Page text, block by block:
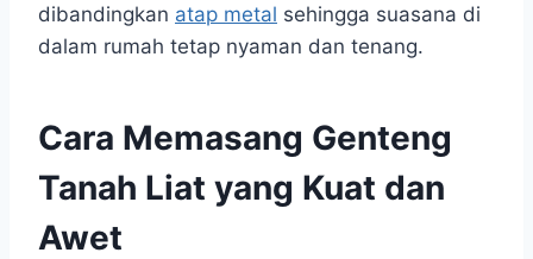
dibandingkan atap metal sehingga suasana di
dalam rumah tetap nyaman dan tenang.
Cara Memasang Genteng
Tanah Liat yang Kuat dan
Awet